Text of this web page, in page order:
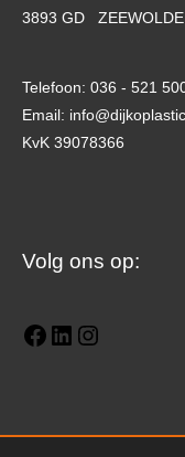
3893 GD ZEEWOLDE
Telefoon: 036 - 521
Email:
KvK 39078366
Volg ons op:
Facebook
LinkedIn
Instagram